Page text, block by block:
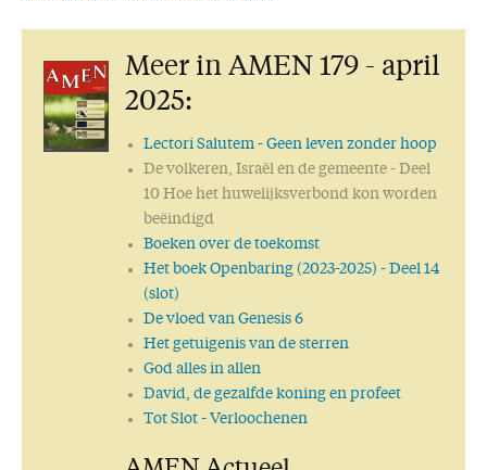
Deel 13 - De start van het nieuwe verbond
Deel 14 - Het nieuwe verbond voor de heidenen
Deel 15 - Heidenen die uit het huis van Israël voortkomen
Deel 16 (slot) Het lichaam van Christus
Meer in AMEN 179 - april
2025:
Lectori Salutem- Geen leven zonder hoop
De volkeren, Israël en de gemeente- Deel
10 Hoe het huwelijksverbond kon worden
beëindigd
Boeken over de toekomst
Het boek Openbaring (2023-2025)- Deel 14
(slot)
De vloed van Genesis 6
Het getuigenis van de sterren
God alles in allen
David, de gezalfde koning en profeet
Tot Slot- Verloochenen